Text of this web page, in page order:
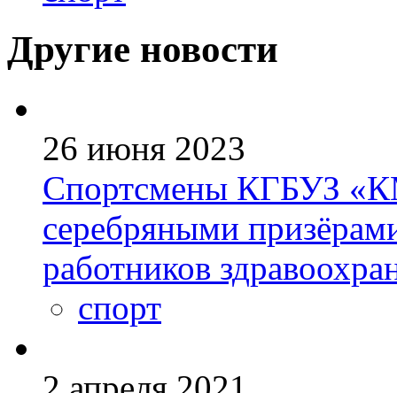
Другие новости
26 июня 2023
Спортсмены КГБУЗ
серебряными
работников
спорт